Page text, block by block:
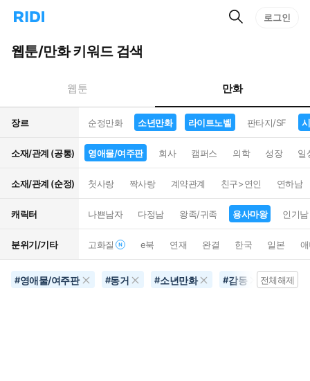
리
홈
으
턴
트
검
로그인
웹툰/만화 키워드 검색
웹툰 만화
장르 순정만화 소년만화 라이트노벨 판타지/SF
소재/관계 (공통) 영애물/여주판 회사 캠퍼스 의학 성장 일
소재/관계 (순정) 첫사랑 짝사랑 계약관계 친구>연인 연하남
캐릭터 나쁜남자 다정남 왕족/귀족 용사마왕 인기남
분위기/기타 고화질 e북 연재 완결 한국 일본
#영애물/여주판 #동거 #소년만화 #감동 #라이트
전체해제